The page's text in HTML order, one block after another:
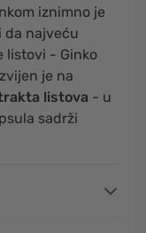
iznimno je
da najveću
listovi - Ginko
je na
listova - u
sadrži